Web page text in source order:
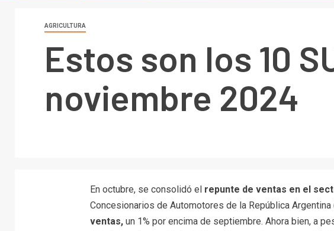
AGRICULTURA
Estos son los 10
noviembre 2024
En octubre, se consolidó el repunte de ventas en el
Concesionarios de Automotores de la República Argentina
ventas, un 1% por encima de septiembre. Ahora bien, a